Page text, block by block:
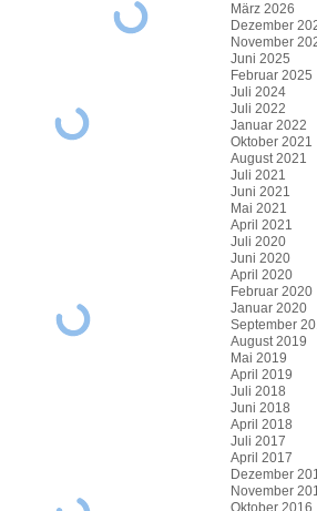
März 2026
Dezember
November
Juni 2025
Februar 2025
Juli 2024
Juli 2022
Januar 2022
Oktober 2021
August 2021
Juli 2021
Juni 2021
Mai 2021
April 2021
Juli 2020
Juni 2020
April 2020
Februar 2020
Januar 2020
September
August 2019
Mai 2019
April 2019
Juli 2018
Juni 2018
April 2018
Juli 2017
April 2017
Dezember
November
Oktober 2016